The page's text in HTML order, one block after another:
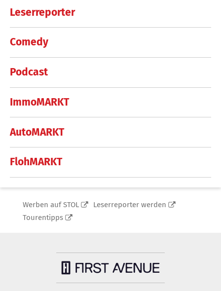
Leserreporter
Comedy
Podcast
ImmoMARKT
AutoMARKT
FlohMARKT
Werben auf STOL
Leserreporter werden
Tourentipps